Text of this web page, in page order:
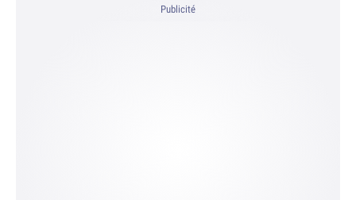
Publicité